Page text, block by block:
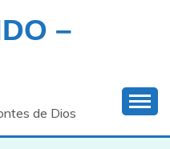
–
de Dios